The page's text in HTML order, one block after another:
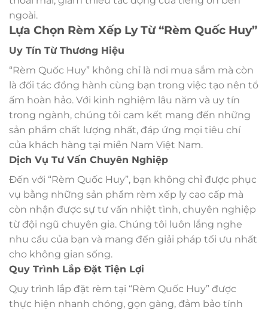
ngoài.
Lựa Chọn Rèm Xếp Ly Từ “Rèm Quốc Huy”
Uy Tín Từ Thương Hiệu
“Rèm Quốc Huy” không chỉ là nơi mua sắm mà còn
là đối tác đồng hành cùng bạn trong việc tạo nên tổ
ấm hoàn hảo. Với kinh nghiệm lâu năm và uy tín
trong ngành, chúng tôi cam kết mang đến những
sản phẩm chất lượng nhất, đáp ứng mọi tiêu chí
của khách hàng tại miền Nam Việt Nam.
Dịch Vụ Tư Vấn Chuyên Nghiệp
Đến với “Rèm Quốc Huy”, bạn không chỉ được phục
vụ bằng những sản phẩm rèm xếp ly cao cấp mà
còn nhận được sự tư vấn nhiệt tình, chuyên nghiệp
từ đội ngũ chuyên gia. Chúng tôi luôn lắng nghe
nhu cầu của bạn và mang đến giải pháp tối ưu nhất
cho không gian sống.
Quy Trình Lắp Đặt Tiện Lợi
Quy trình lắp đặt rèm tại “Rèm Quốc Huy” được
thực hiện nhanh chóng, gọn gàng, đảm bảo tính